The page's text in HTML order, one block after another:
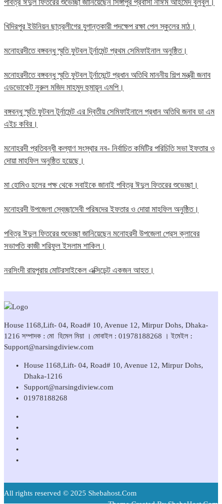
পবিত্র ঈদুল ফিতরের শুভেচ্ছা জানিয়েছেন সিঙ্গাপুর প্রবাসী নাঈম আহমেদ বুলবুল।
খিদিরপুর ইউনিয়ন ছাত্রলীগের যুগান্তকারী পদক্ষেপ রক্ষা পেল স্কুলের মাঠ।
মনোহরদীতে বঙ্গবন্ধু স্মৃতি ফুটবল টুর্নামেন্ট প্রথম সেমিফাইনাল অনুষ্ঠিত।
মনোহরদীতে বঙ্গবন্ধু স্মৃতি ফুটবল টুর্নামেন্টে প্রধান অতিথি মাননীয় শিল্প মন্ত্রী জনাব
এডভোকেট নুরুল মজিদ মাহমুদ হুমায়ূন এমপি।
বঙ্গবন্ধু স্মৃতি ফুটবল টুর্নামেন্ট এর দ্বিতীয় সেমিফাইনালে প্রধান অতিথি জনাব ডা এম
এইচ কবির।
মনোহরদী প্রতিবন্ধী কল্যাণ সংস্থার নব- নির্বাচিত কমিটির পরিচিতি সভা ইফতার ও
দোয়া মাহফিল অনুষ্ঠিত হয়েছে।
মা হোমিও হলের পক্ষ থেকে সবাইকে জানাই পবিত্র ঈদুল ফিতরের শুভেচ্ছা।
মনোহরদী উপজেলা স্বেচ্ছাসেবী পরিষদের ইফতার ও দোয়া মাহফিল অনুষ্ঠিত।
পবিত্র ঈদুল ফিতরের শুভেচ্ছা জানিয়েছেন মনোহরদী উপজেলা প্রেস ক্লাবের
সভাপতি কাজী শরিফুল ইসলাম শাকিল।
নরসিংদী রায়পুরায় মোটরসাইকেল এক্সিডেন্ট একজন আহত।
House 1168,Lift- 04, Road# 10, Avenue 12, Mirpur Dohs, Dhaka-
1216 সম্পাদক : মো হিমেল মিয়া । মোবাইল : 01978188268 । ইমেইল :
Support@narsingdiview.com
House 1168,Lift- 04, Road# 10, Avenue 12, Mirpur Dohs,
Dhaka-1216
Support@narsingdiview.com
01978188268
All rights reserved © 2025 Shebahost.Com